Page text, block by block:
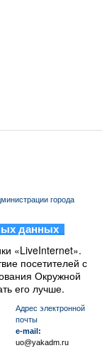
города
данных
«LiveInternet».
посетителей с
Окружной
его лучше.
Aдрес электронной
почты
e-mail:
uo@yakadm.ru